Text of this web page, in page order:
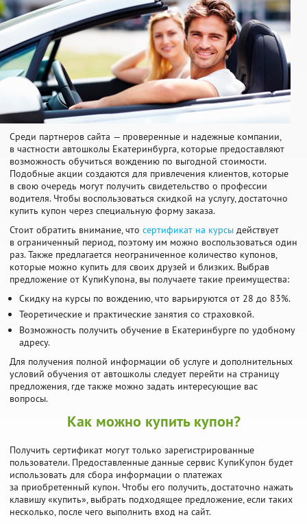
Среди партнеров сайта — проверенные и надежные компании,
в частности автошколы Екатеринбурга, которые предоставляют
возможность обучиться вождению по выгодной стоимости.
Подобные акции создаются для привлечения клиентов, которые
в свою очередь могут получить свидетельство о профессии
водителя. Чтобы воспользоваться скидкой на услугу, достаточно
купить купон через специальную форму заказа.
Стоит обратить внимание, что сертификат на курсы действует
в ограниченный период, поэтому им можно воспользоваться один
раз. Также предлагается неограниченное количество купонов,
которые можно купить для своих друзей и близких. Выбрав
предложение от КупиКупона, вы получаете такие преимущества:
Скидку на курсы по вождению, что варьируются от 28 до 83%.
Теоретические и практические занятия со страховкой.
Возможность получить обучение в Екатеринбурге по удобному
адресу.
Для получения полной информации об услуге и дополнительных
условий обучения от автошколы следует перейти на страницу
предложения, где также можно задать интересующие вас
вопросы.
Как можно купить купон?
Получить сертификат могут только зарегистрированные
пользователи. Предоставленные данные сервис КупиКупон будет
использовать для сбора информации о платежах
за приобретенный купон. Чтобы его получить, достаточно нажать
клавишу «купить», выбрать подходящее предложение, если таких
несколько, после чего выполнить вход на сайт.